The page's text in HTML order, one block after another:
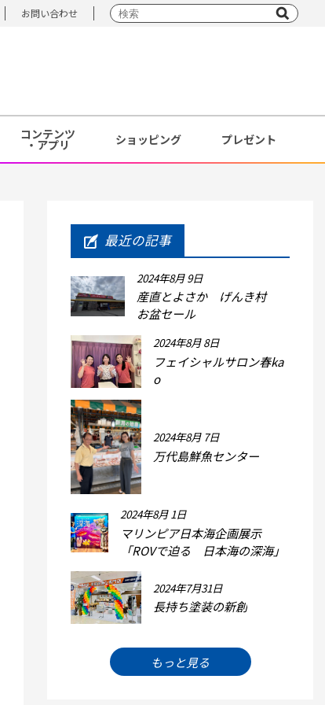
お問い合わせ
コンテンツ
・アプリ ショッピング プレゼント
最近の記事
2024年8月 9日
産直とよさか げんき村
お盆セール
2024年8月 8日
フェイシャルサロン春ka
o
2024年8月 7日
万代島鮮魚センター
2024年8月 1日
マリンピア日本海企画展示
「ROVで迫る 日本海の深海」
2024年7月31日
長持ち塗装の新創
もっと見る